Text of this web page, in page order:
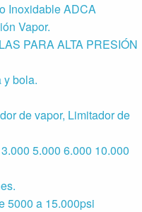
Inoxidable ADCA
Vapor.
PARA ALTA PRESIÓN
y bola.
de vapor, Limitador de
5.000 6.000 10.000
5000 a 15.000psi